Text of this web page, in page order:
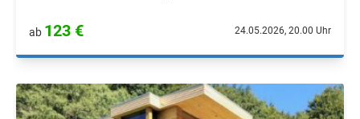
ab 123 € 24.05.2026, 20.00 Uhr